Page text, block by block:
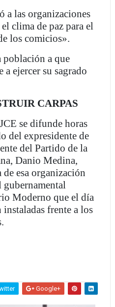
a las organizaciones
clima de paz para el
los comicios».
a que
a ejercer su sagrado
CARPAS
se difunde horas
del expresidente de
del Partido de la
Danio Medina,
esa organización
gubernamental
Moderno que el día
instaladas frente a los
Google+